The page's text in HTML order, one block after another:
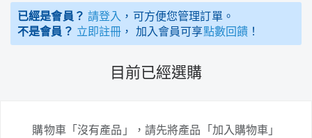
已經是會員？ 請登入 ，可方便您管理訂單。
不是會員？ 立即註冊 ， 加入會員可享點數回饋！
目前已經選購
購物車「沒有產品」，請先將產品「加入購物車」